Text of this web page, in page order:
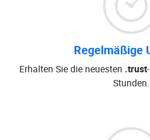
Regelmäßige
Erhalten Sie die neuesten .trust
Stunden.